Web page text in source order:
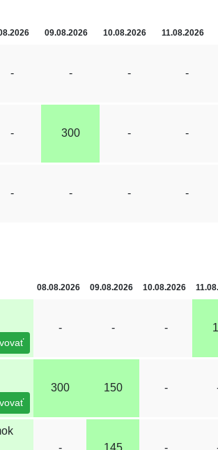
09.08.2026 10.08.2026 11.08.2026
- - - -
- 300 - -
- - - -
08.08.2026 09.08.2026 10.08.2026
- - -
300 150 -
- 145 -